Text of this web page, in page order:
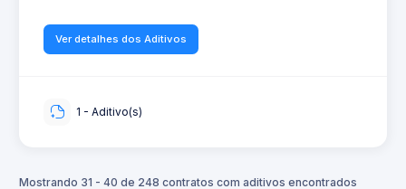
Ver detalhes dos Aditivos
1 - Aditivo(s)
Mostrando 31 - 40 de 248 contratos com aditivos encontrados